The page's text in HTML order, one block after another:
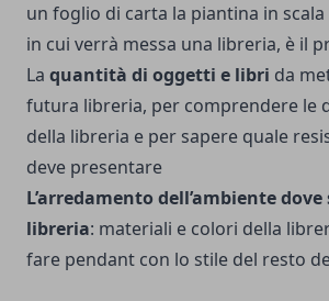
un foglio di carta la piantina in
in cui verrà messa una libreria, è il
La quantità di oggetti e libri da
futura libreria, per comprendere le
della libreria e per sapere quale
deve presentare
L’arredamento dell’ambiente
libreria: materiali e colori della
fare pendant con lo stile del resto